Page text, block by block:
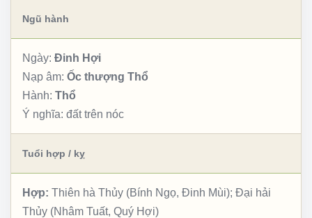
Ngũ hành
Ngày: Đinh Hợi
Nạp âm: Ốc thượng Thổ
Hành: Thổ
Ý nghĩa: đất trên nóc
Tuổi hợp / kỵ
Hợp: Thiên hà Thủy (Bính Ngọ, Đinh Mùi); Đại hải
Thủy (Nhâm Tuất, Quý Hợi)